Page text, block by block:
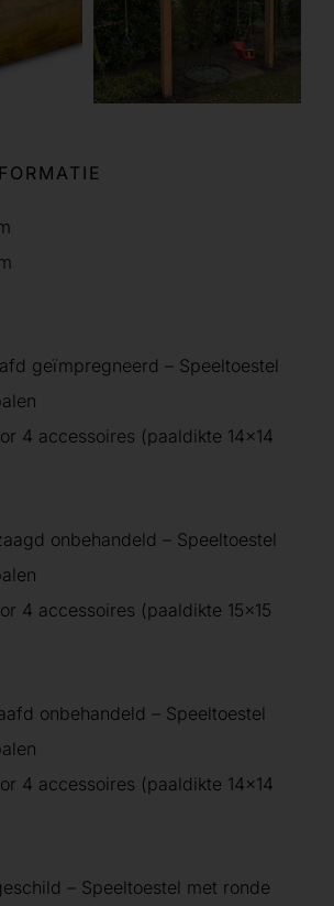
geïmpregneerd – Speeltoestel
4 accessoires (paaldikte 14×14
onbehandeld – Speeltoestel
4 accessoires (paaldikte 15×15
onbehandeld – Speeltoestel
4 accessoires (paaldikte 14×14
– Speeltoestel met ronde